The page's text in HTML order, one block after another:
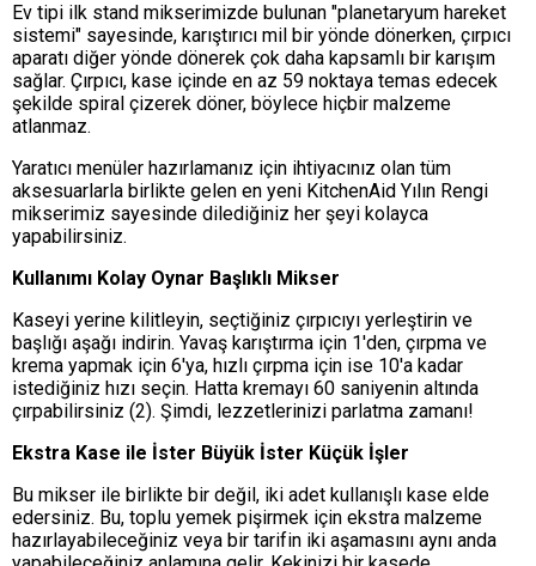
Ev tipi ilk stand mikserimizde bulunan "planetaryum hareket
sistemi" sayesinde, karıştırıcı mil bir yönde dönerken, çırpıcı
aparatı diğer yönde dönerek çok daha kapsamlı bir karışım
sağlar. Çırpıcı, kase içinde en az 59 noktaya temas edecek
şekilde spiral çizerek döner, böylece hiçbir malzeme
atlanmaz.
Yaratıcı menüler hazırlamanız için ihtiyacınız olan tüm
aksesuarlarla birlikte gelen en yeni KitchenAid Yılın Rengi
mikserimiz sayesinde dilediğiniz her şeyi kolayca
yapabilirsiniz.
Kullanımı Kolay Oynar Başlıklı Mikser
Kaseyi yerine kilitleyin, seçtiğiniz çırpıcıyı yerleştirin ve
başlığı aşağı indirin. Yavaş karıştırma için 1'den, çırpma ve
krema yapmak için 6'ya, hızlı çırpma için ise 10'a kadar
istediğiniz hızı seçin. Hatta kremayı 60 saniyenin altında
çırpabilirsiniz (2). Şimdi, lezzetlerinizi parlatma zamanı!
Ekstra Kase ile İster Büyük İster Küçük İşler
Bu mikser ile birlikte bir değil, iki adet kullanışlı kase elde
edersiniz. Bu, toplu yemek pişirmek için ekstra malzeme
hazırlayabileceğiniz veya bir tarifin iki aşamasını aynı anda